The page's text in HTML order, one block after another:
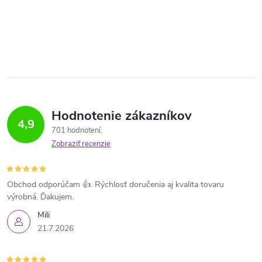
4,9 Hodnotenie zákazníkov
701 hodnotení
Zobraziť recenzie
Mili
21.7.2026
Obchod odporúčam 👍. Rýchlosť doručenia aj kvalita tovaru
výrobná. Ďakujem.